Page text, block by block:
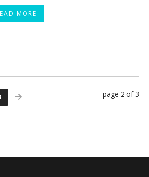
MORE
page 2 of 3